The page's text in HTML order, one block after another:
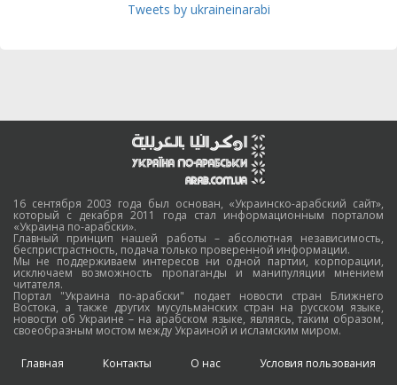
Tweets by ukraineinarabi
16 сентября 2003 года был основан, «Украинско-арабский сайт»,
который с декабря 2011 года стал информационным порталом
«Украина по-арабски».
Главный принцип нашей работы – абсолютная независимость,
беспристрастность, подача только проверенной информации.
Мы не поддерживаем интересов ни одной партии, корпорации,
исключаем возможность пропаганды и манипуляции мнением
читателя.
Портал "Украина по-арабски" подает новости стран Ближнего
Востока, а также других мусульманских стран на русском языке,
новости об Украине – на арабском языке, являясь, таким образом,
своеобразным мостом между Украиной и исламским миром.
Главная Контакты О нас Условия пользования